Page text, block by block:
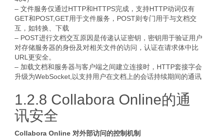
– 文件服务仅通过HTTP和HTTPS完成，支持HTTP动词仅有
GET和POST,GET用于文件服务，POST则专门用于与文档交
互，如转换、下载
– POST进行文档交互原因是传递认证密钥，密钥用于验证用户
对存储服务器的身份及对相关文件的访问，认证在请求体中比
URL更安全。
– 加载文档和服务器与客户端之间建立连接时，HTTP套接字会
升级为WebSocket,以支持用户在文档上的会话持续期间的通讯
1.2.8 Collabora Online的通
讯安全
Collabora Online 对外部访问的控制机制